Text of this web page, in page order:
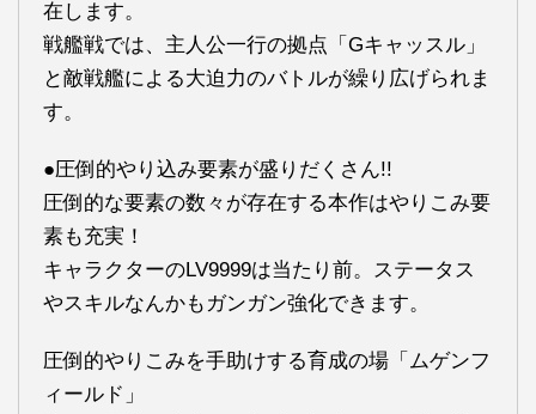
在します。
戦艦戦では、主人公一行の拠点「Gキャッスル」
と敵戦艦による大迫力のバトルが繰り広げられま
す。
●圧倒的やり込み要素が盛りだくさん!!
圧倒的な要素の数々が存在する本作はやりこみ要
素も充実！
キャラクターのLV9999は当たり前。ステータス
やスキルなんかもガンガン強化できます。
圧倒的やりこみを手助けする育成の場「ムゲンフ
ィールド」